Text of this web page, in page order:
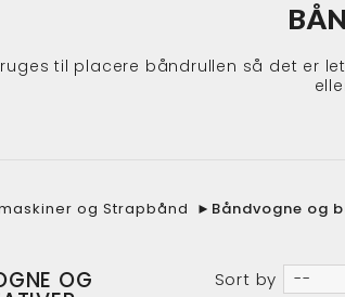
til placere båndrullen så det er
og Strapbånd ► Båndvogne og
OG Sort by